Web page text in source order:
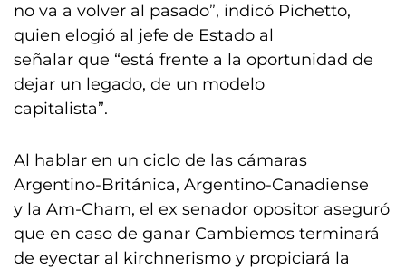
no va a volver al pasado”, indicó Pichetto,
quien elogió al jefe de Estado al
señalar que “está frente a la oportunidad de
dejar un legado, de un modelo
capitalista”.
Al hablar en un ciclo de las cámaras
Argentino-Británica, Argentino-Canadiense
y la Am-Cham, el ex senador opositor aseguró
que en caso de ganar Cambiemos terminará
de eyectar al kirchnerismo y propiciará la